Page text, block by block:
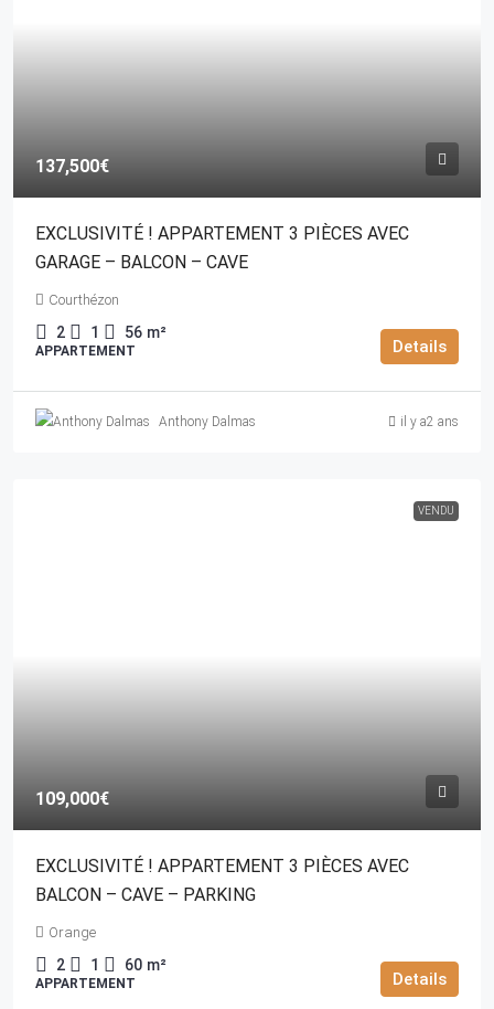
137,500€
EXCLUSIVITÉ ! APPARTEMENT 3 PIÈCES AVEC
GARAGE – BALCON – CAVE
Courthézon
2 1 56 m²
APPARTEMENT Details
Anthony Dalmas il y a2 ans
VENDU
109,000€
EXCLUSIVITÉ ! APPARTEMENT 3 PIÈCES AVEC
BALCON – CAVE – PARKING
Orange
2 1 60 m²
APPARTEMENT Details